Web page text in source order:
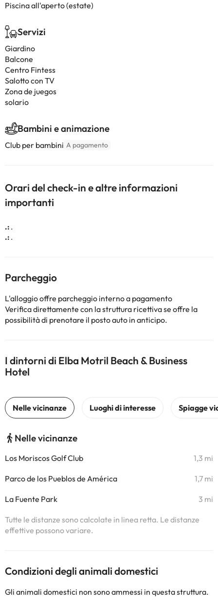
Piscina all'aperto (estate)
Servizi
Giardino
Balcone
Centro Fintess
Salotto con TV
Zona de juegos
solario
Bambini e animazione
Club per bambini A pagamento
Orari del check-in e altre informazioni
importanti
.: .
.: .
Parcheggio
L'alloggio offre parcheggio interno a pagamento
Verifica direttamente con la struttura ricettiva se offre la
possibilità di prenotare il posto auto in anticipo.
I dintorni di Elba Motril Beach & Business
Hotel
Nelle vicinanze
Los Moriscos Golf Club 1,3 mi
Parco de los Pueblos de América 1,7 mi
La Fuente Park 3 mi
Tutte le distanze sono calcolate in linea retta. Le distanze
effettive possono variare.
Condizioni degli animali domestici
Gli animali domestici non sono ammessi in questa struttura.